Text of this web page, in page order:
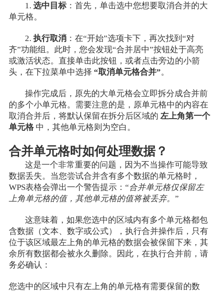
1.选中目标 ：首先，单击选中您想要取消合并的大
单元格。
2.执行取消 ：在“开始”选项卡下，再次找到“对
齐”功能组。此时，您会发现“合并居中”按钮处于高亮
或激活状态。直接单击此按钮，或者点击旁边的小箭
头，在下拉菜单中选择 “取消单元格合并”。
操作完成后，原先的大单元格会立即拆分成合并前
的多个小单元格。需要注意的是，原单元格中的内容在
取消合并后，将默认保留在拆分后区域的 左上角第一个
单元格中，其他单元格则为空白。
合并单元格时如何处理数据？
这是一个非常重要的问题，因为不当操作可能导致
数据丢失。当您尝试合并含有多个数据的单元格时，
WPS表格会弹出一个警告提示：“合并单元格仅保留左
上角单元格的值，其他单元格的值将被丢弃。 ”
这意味着，如果您选中的区域内有多个单元格都包
含数据（文本、数字或公式），执行合并操作后，只有
位于该区域最左上角的单元格的数据会被保留下来，其
余所有数据都会被永久删除。因此，在执行合并前，请
务必确认：
您选中的区域中只有左上角的单元格有需要保留的数